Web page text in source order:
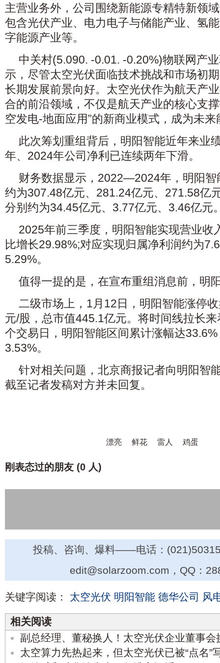
主营业务外，公司围绕新能源专精特新领
包含光伏产业、电力电子与储能产业、氢
字能源产业等。
中关村(5.090. -0.01. -0.20%)物联网产
示，尽管太空光伏面临技术挑战和市场初
长期发展前景向好。太空光伏作为航天产
合的前沿领域，不仅是航天产业的核心支
空发电-地面应用”的新商业模式，成为未
此次筹划重组背后，明阳智能近年来业
年、2024年公司净利已连续两年下滑。
财务数据显示，2022—2024年，明阳智
约为307.48亿元、281.24亿元、271.58亿
分别约为34.45亿元、3.77亿元、3.46亿元
2025年前三季度，明阳智能实现营业收
比增长29.98%;对应实现归属净利润约为
5.29%。
值得一提的是，在宣布重组消息前，明
二级市场上，1月12日，明阳智能涨停
元/股，总市值445.1亿元。将时间线拉长
个交易日，明阳智能区间累计涨幅达
3.53%。
针对相关问题，北京商报记者向明阳智
截至记者发稿对方并未回复。
漂亮 鲜花 雷人 鸡蛋
刚表态过的朋友 (0 人)
投稿、咨询、爆料——电话：
edit@solarzoom.com，QQ：
关键字阅读： 太空光伏 明阳智能 德华公司 风
相关阅读
副总经理、董秘换人！太空光伏企业董事会
太空算力先热起来，但太空光伏已被“点名”